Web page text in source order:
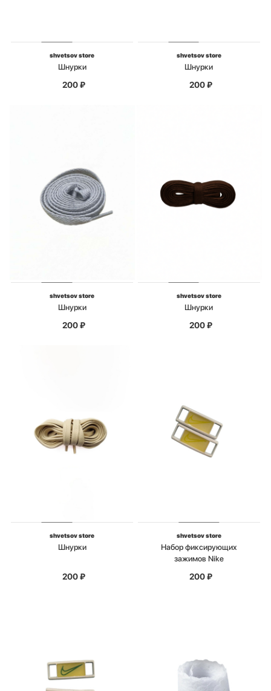
shvetsov store
Шнурки
200₽
shvetsov store
Шнурки
200₽
shvetsov store
Шнурки
200₽
shvetsov store
Шнурки
200₽
shvetsov store
Шнурки
200₽
shvetsov store
Набор фиксирующих
зажимов Nike
200₽